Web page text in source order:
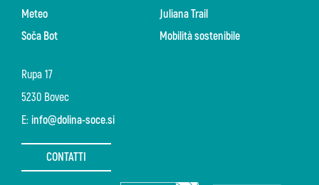
Rupa 17
5230 Bovec
E: info@dolina-soce.si
CONTATTI
Meteo
Soča Bot
Juliana Trail
Mobilità sostenibile